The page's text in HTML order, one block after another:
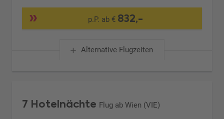
p.P. ab € 832,-
Alternative Flugzeiten
7 Hotelnächte Flug ab Wien (VIE)